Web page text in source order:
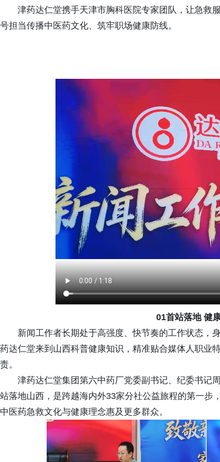
津药达仁堂携手天津市胸科医院专家团队，让急救
号担当传播中医药文化、筑牢职场健康防线。
01首站落地 健
新闻工作者长期处于高强度、快节奏的工作状态，
药达仁堂来到山西科普健康知识，精准贴合媒体人职业
责。
津药达仁堂集团第六中药厂党委副书记、纪委书记
站落地山西，是跨越海内外33家分社公益旅程的第一步
中医药急救文化与健康理念惠及更多群众。